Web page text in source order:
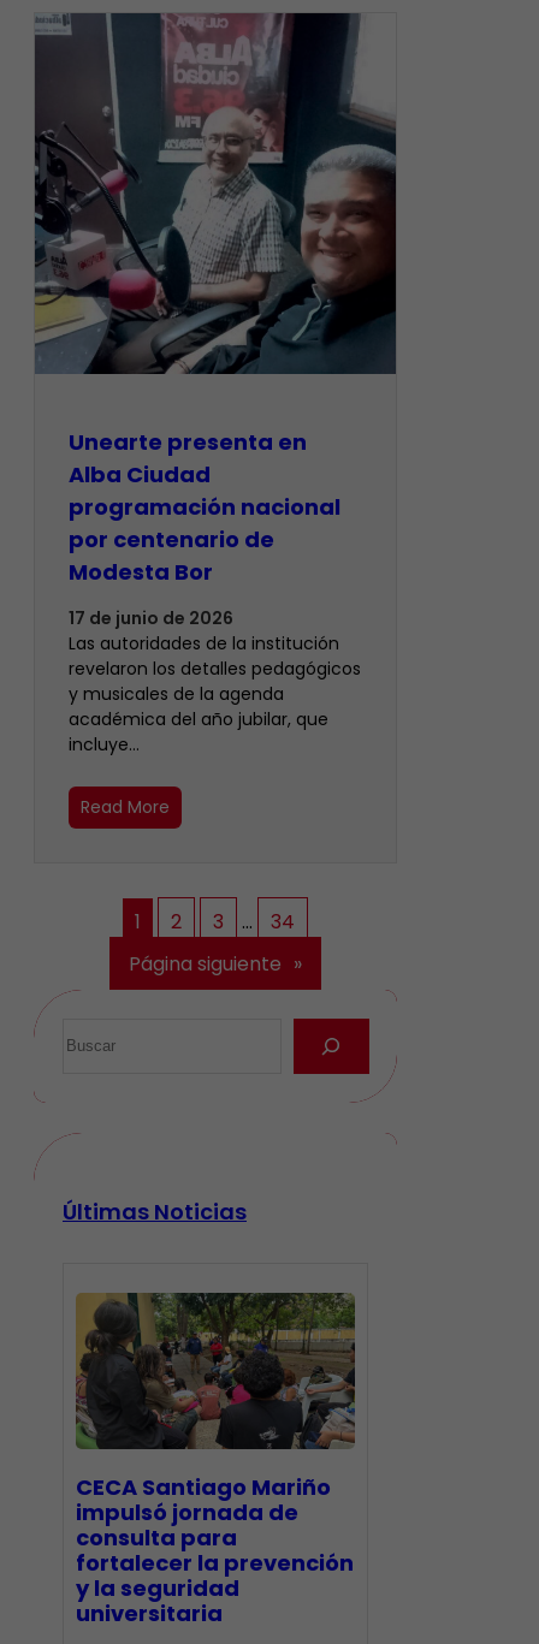
​Unearte presenta en
Alba Ciudad
programación nacional
por centenario de
Modesta Bor
17 de junio de 2026
Las autoridades de la institución
revelaron los detalles pedagógicos
y musicales de la agenda
académica del año jubilar, que
incluye…
Read More
1 2 3 …
34
Página siguiente »
Últimas Noticias
CECA Santiago Mariño
impulsó jornada de
consulta para
fortalecer la prevención
y la seguridad
universitaria